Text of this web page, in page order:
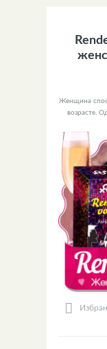
Женщина
возрасте.